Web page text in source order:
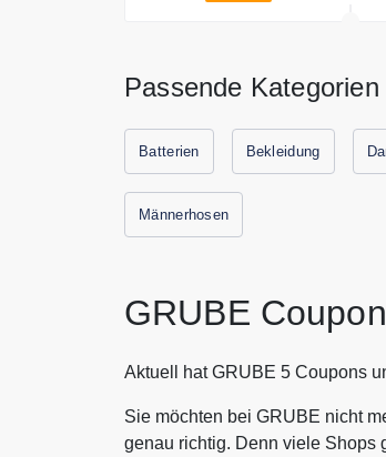
Passende Kategorien
Batterien Bekleidung
Männerhosen
GRUBE
Aktuell hat GRUBE 5 Coupons
Sie möchten bei GRUBE nicht
genau richtig. Denn viele Shops